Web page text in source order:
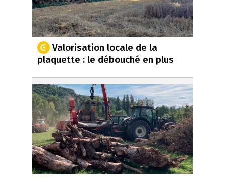
Valorisation locale de la
plaquette : le débouché en plus